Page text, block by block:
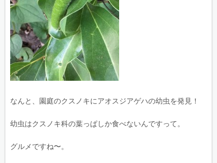
なんと、園庭のクスノキにアオスジアゲハの幼虫を発見！
幼虫はクスノキ科の葉っぱしか食べないんですって。
グルメですね〜。